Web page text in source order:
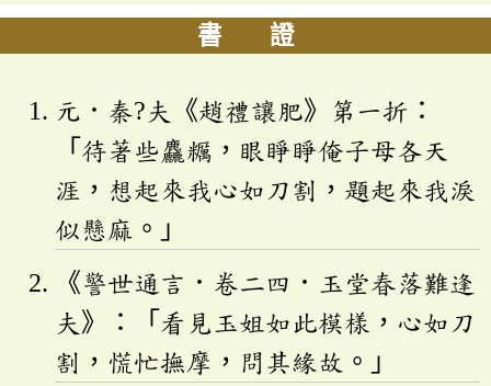
書 證
元．秦?夫《趙禮讓肥》第一折：
「待著些麤糲，眼睜睜俺子母各天
涯，想起來我心如刀割，題起來我淚
似懸麻。」
《警世通言．卷二四．玉堂春落難逢
夫》：「看見玉姐如此模樣，心如刀
割，慌忙撫摩，問其緣故。」